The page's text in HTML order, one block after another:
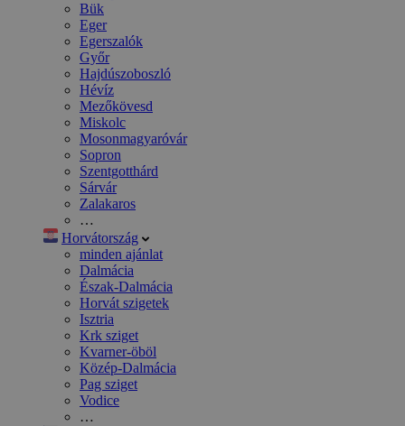
Bük
Eger
Egerszalók
Győr
Hajdúszoboszló
Hévíz
Mezőkövesd
Miskolc
Mosonmagyaróvár
Sopron
Szentgotthárd
Sárvár
Zalakaros
…
Horvátország
minden ajánlat
Dalmácia
Észak-Dalmácia
Horvát szigetek
Isztria
Krk sziget
Kvarner-öböl
Közép-Dalmácia
Pag sziget
Vodice
…